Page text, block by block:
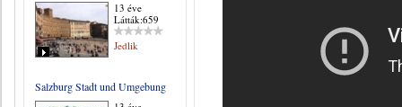
13 éve
Látták:659
Jedlik
Salzburg Stadt und Umgebung